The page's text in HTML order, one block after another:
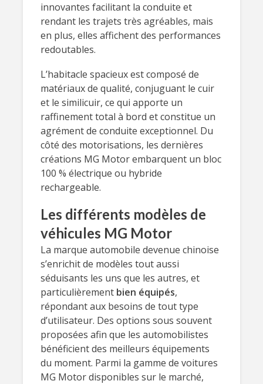
innovantes facilitant la conduite et
rendant les trajets très agréables, mais
en plus, elles affichent des performances
redoutables.
L’habitacle spacieux est composé de
matériaux de qualité, conjuguant le cuir
et le similicuir, ce qui apporte un
raffinement total à bord et constitue un
agrément de conduite exceptionnel. Du
côté des motorisations, les dernières
créations MG Motor embarquent un bloc
100 % électrique ou hybride
rechargeable.
Les différents modèles de
véhicules MG Motor
La marque automobile devenue chinoise
s’enrichit de modèles tout aussi
séduisants les uns que les autres, et
particulièrement bien équipés,
répondant aux besoins de tout type
d’utilisateur. Des options sous souvent
proposées afin que les automobilistes
bénéficient des meilleurs équipements
du moment. Parmi la gamme de voitures
MG Motor disponibles sur le marché,